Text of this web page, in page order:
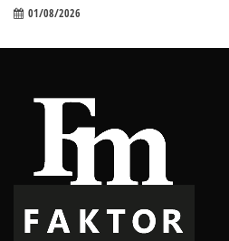
01/08/2026